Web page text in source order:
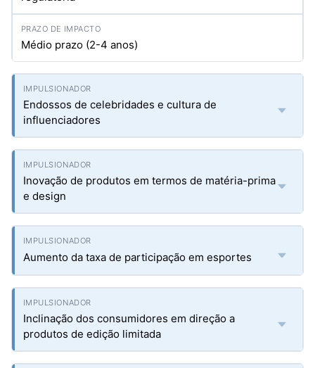
Médio prazo (2-4 anos)
Endossos de celebridades e cultura de
influenciadores
Inovação de produtos em termos de matéria-prima
e design
Aumento da taxa de participação em esportes
Inclinação dos consumidores em direção a
produtos de edição limitada